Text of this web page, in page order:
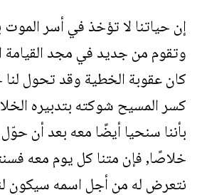
إن حياتنا لا تؤخذ في أسر
وتقوم من جديد في مجد القيامة
كان عقوبة الخطية وقد تحول
كسر المسيح شوكته بتدبيره
بأننا سنحيا أيضًا معه بعد أن حوّل
خلاصًا, فإن متنا كل يوم معه
نتعرض له من أجل اسمه سيكون